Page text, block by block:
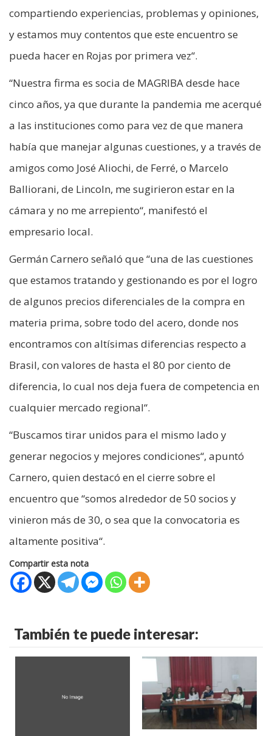
compartiendo experiencias, problemas y opiniones,
y estamos muy contentos que este encuentro se
pueda hacer en Rojas por primera vez“.
“Nuestra firma es socia de MAGRIBA desde hace
cinco años, ya que durante la pandemia me acerqué
a las instituciones como para vez de que manera
había que manejar algunas cuestiones, y a través de
amigos como José Aliochi, de Ferré, o Marcelo
Balliorani, de Lincoln, me sugirieron estar en la
cámara y no me arrepiento“, manifestó el
empresario local.
Germán Carnero señaló que “una de las cuestiones
que estamos tratando y gestionando es por el logro
de algunos precios diferenciales de la compra en
materia prima, sobre todo del acero, donde nos
encontramos con altísimas diferencias respecto a
Brasil, con valores de hasta el 80 por ciento de
diferencia, lo cual nos deja fuera de competencia en
cualquier mercado regional“.
“Buscamos tirar unidos para el mismo lado y
generar negocios y mejores condiciones“, apuntó
Carnero, quien destacó en el cierre sobre el
encuentro que “somos alrededor de 50 socios y
vinieron más de 30, o sea que la convocatoria es
altamente positiva“.
Compartir esta nota
También te puede interesar: